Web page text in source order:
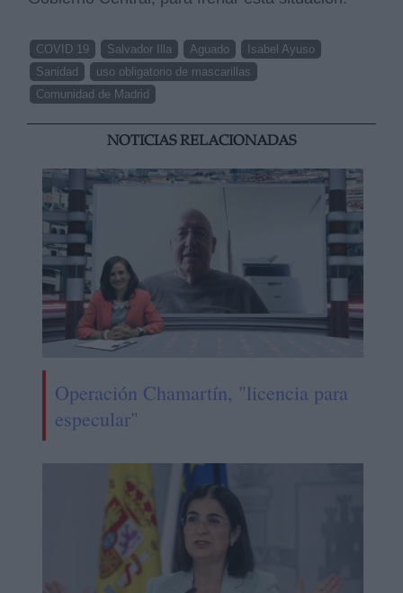
COVID 19 Salvador Illa Aguado
Isabel Ayuso
Sanidad
uso obligatorio de mascarillas
Comunidad de Madrid
NOTICIAS RELACIONADAS
Operación Chamartín, "licencia para
especular"